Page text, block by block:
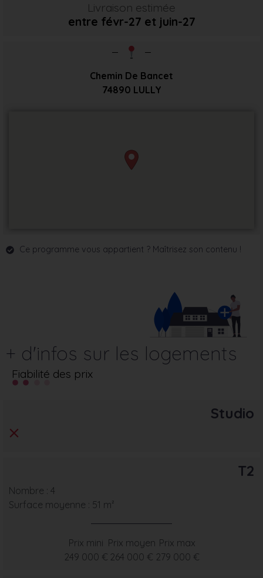
Livraison estimée
entre févr-27 et juin-27
Chemin De Bancet
74890 LULLY
Ce programme vous appartient ? Maîtrisez son contenu !
+ d'infos sur les logements
Fiabilité des prix
Studio
T2
Nombre : 4
Surface moyenne : 51 m²
Prix mini
249 000 €
Prix moyen
264 000 €
Prix max
279 000 €